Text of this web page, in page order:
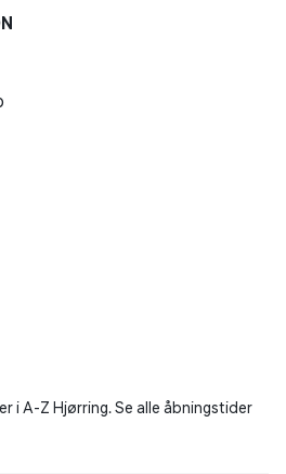
i A-Z Hjørring. Se alle åbningstider